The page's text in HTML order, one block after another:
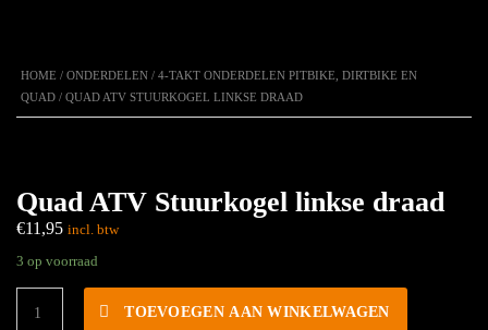
HOME / ONDERDELEN / 4-TAKT ONDERDELEN PITBIKE, DIRTBIKE EN
QUAD / QUAD ATV STUURKOGEL LINKSE DRAAD
Quad ATV Stuurkogel linkse draad
€11,95 incl. btw
3 op voorraad
ATV
TOEVOEGEN AAN WINKELWAGEN